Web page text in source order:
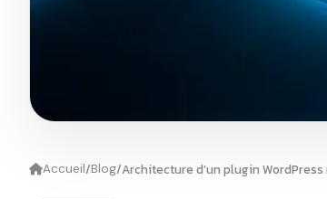
Accueil/Blog/Architecture d’un plugin